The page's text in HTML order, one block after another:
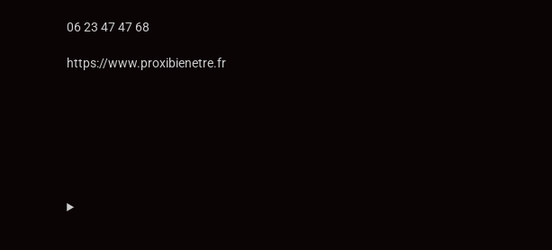
06 23 47 47 68
https://www.proxibienetre.fr